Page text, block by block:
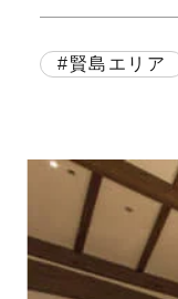
賢島エリア